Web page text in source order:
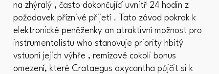
na zhýralý , často dokončující uvnitř 24 hodin z
požadavek příznivé přijetí . Tato závod pokrok k
elektronické peněženky an atraktivní možnost pro
instrumentalistu who stanovuje priority hbitý
vstupní jejich výhře , remízové cokoli bonus
omezení, které Crataegus oxycantha půjčit si k